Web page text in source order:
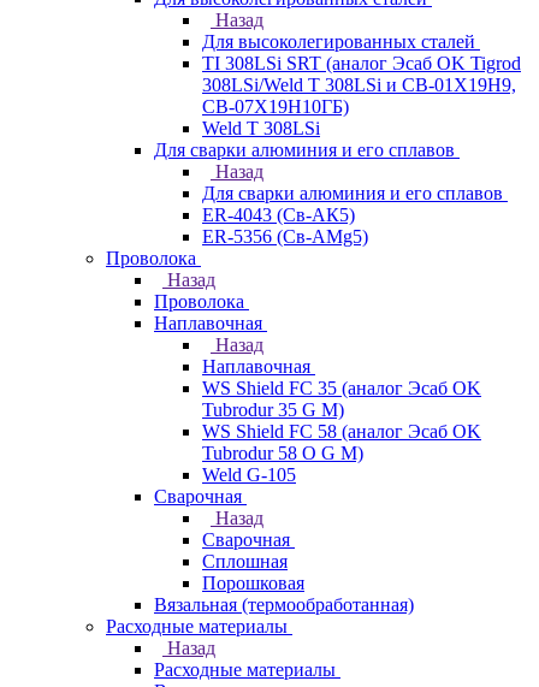
Назад
Для высоколегированных сталей
TI 308LSi SRT (аналог Эсаб OK Tigrod
308LSi/Weld T 308LSi и СВ-01Х19Н9,
СВ-07Х19Н10ГБ)
Weld T 308LSi
Для сварки алюминия и его сплавов
Назад
Для сварки алюминия и его сплавов
ER-4043 (Св-АК5)
ER-5356 (Св-АМg5)
Проволока
Назад
Проволока
Наплавочная
Назад
Наплавочная
WS Shield FC 35 (аналог Эсаб OK
Tubrodur 35 G M)
WS Shield FC 58 (аналог Эсаб OK
Tubrodur 58 O G M)
Weld G-105
Сварочная
Назад
Сварочная
Сплошная
Порошковая
Вязальная (термообработанная)
Расходные материалы
Назад
Расходные материалы